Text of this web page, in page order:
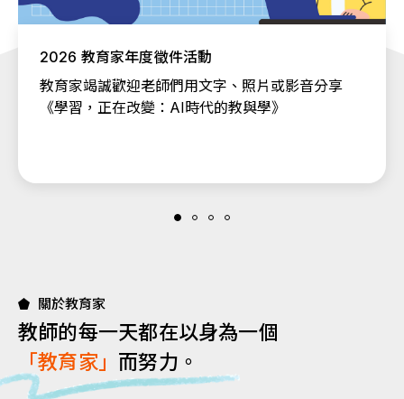
2026 教育家年度徵件活動
教育家竭誠歡迎老師們用文字、照片或影音分享
《學習，正在改變：AI時代的教與學》
關於教育家
教師的每一天都在以身為一個
「教育家」 而努力。